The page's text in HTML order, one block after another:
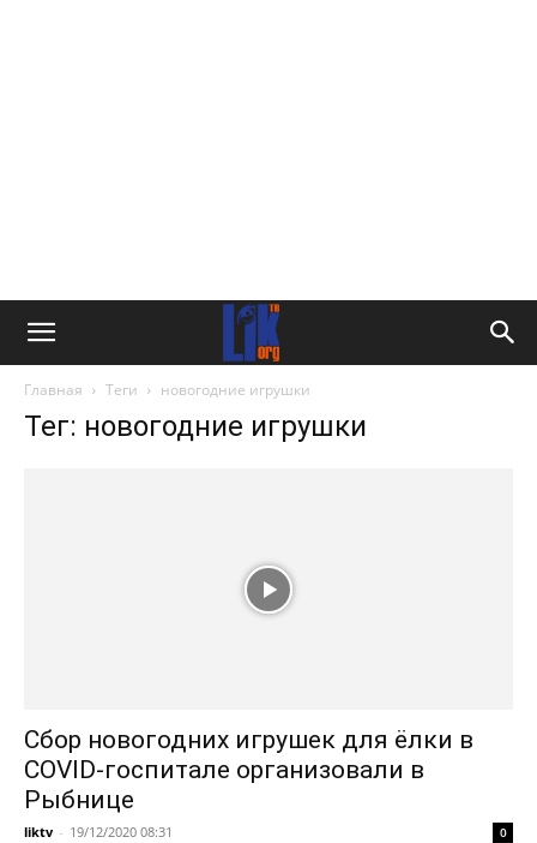
Главная Теги новогодние игрушки
Тег: новогодние игрушки
Сбор новогодних игрушек для ёлки в
COVID-госпитале организовали в
Рыбнице
liktv - 19/12/2020 08:31 0